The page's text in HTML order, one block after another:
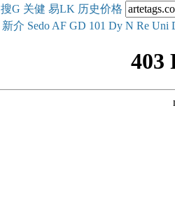
搜G 关健 易LK 历史价格
新介 Sedo AF GD 101 Dy N Re Uni